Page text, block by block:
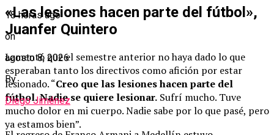
«Las lesiones hacen parte del fútbol»,
Juanfer Quintero
Lamentó que el semestre anterior no haya dado lo que
esperaban tanto los directivos como afición por estar
lesionado. “Creo que las lesiones hacen parte del
fútbol.Nadie se quiere lesionar. Sufrí mucho. Tuve
mucho dolor en mi cuerpo. Nadie sabe por lo que pasé, pero
ya estamos bien”.
18 horas ago
on
agosto 8, 2026
By
Diego Jiménez